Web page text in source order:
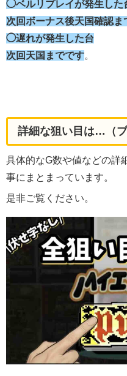
◯ベルリプレイが発生した
次回ボーナス後天国確認ま
◯遅れが発生した台
次回天国までです。
詳細な狙い目は…（ブ
具体的なG数や値などの詳
事にまとまっています。
是非ご覧ください。